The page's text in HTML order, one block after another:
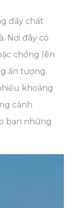
đầy chất
Nơi đây có
chồng lên
ấn tượng.
khoảng
cảnh
bạn những